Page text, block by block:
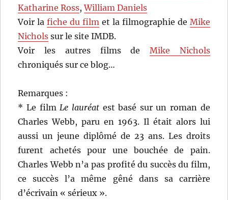
Katharine Ross,William Daniels
Voir lafiche du film et la filmographie de Mike
Nichols sur le site IMDB.
Voir les autres films de Mike Nichols
chroniqués sur ce blog…
Remarques :
* Le filmLe lauréatest basé sur un roman de
Charles Webb, paru en 1963. Il était alors lui
aussi un jeune diplômé de 23 ans. Les droits
furent achetés pour une bouchée de pain.
Charles Webb n’a pas profité du succès du film,
ce succès l’a même gêné dans sa carrière
d’écrivain « sérieux ».